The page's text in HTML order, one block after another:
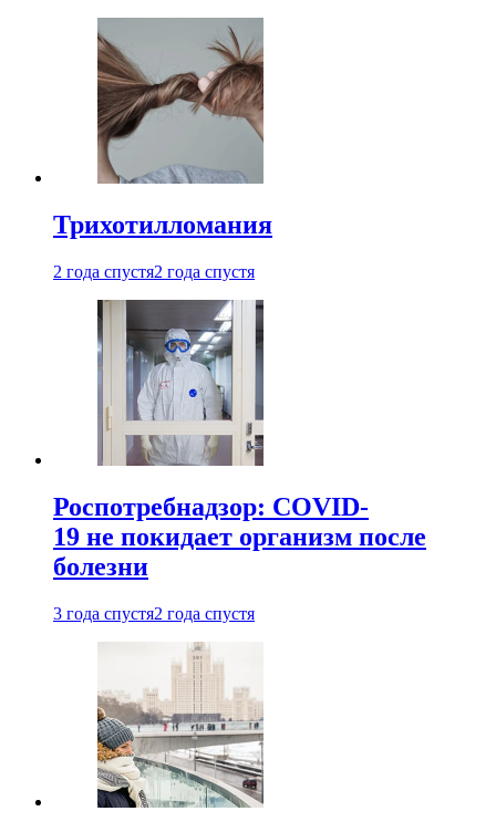
Трихотилломания
2 года спустя2 года спустя
Роспотребнадзор: COVID-
19 не покидает организм после
болезни
3 года спустя2 года спустя